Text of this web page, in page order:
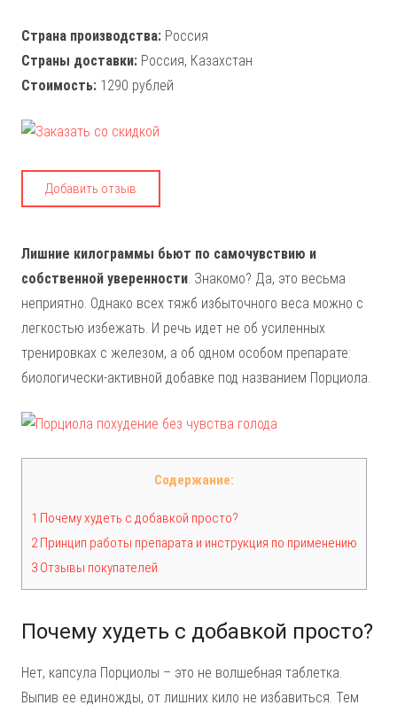
Страна производства: Россия
Страны доставки: Россия, Казахстан
Стоимость: 1290 рублей
Добавить отзыв
Лишние килограммы бьют по самочувствию и
собственной уверенности. Знакомо? Да, это весьма
неприятно. Однако всех тяжб избыточного веса можно с
легкостью избежать. И речь идет не об усиленных
тренировках с железом, а об одном особом препарате:
биологически-активной добавке под названием Порциола.
Содержание:
1 Почему худеть с добавкой просто?
2 Принцип работы препарата и инструкция по применению
3 Отзывы покупателей
Почему худеть с добавкой просто?
Нет, капсула Порциолы – это не волшебная таблетка.
Выпив ее единожды, от лишних кило не избавиться. Тем